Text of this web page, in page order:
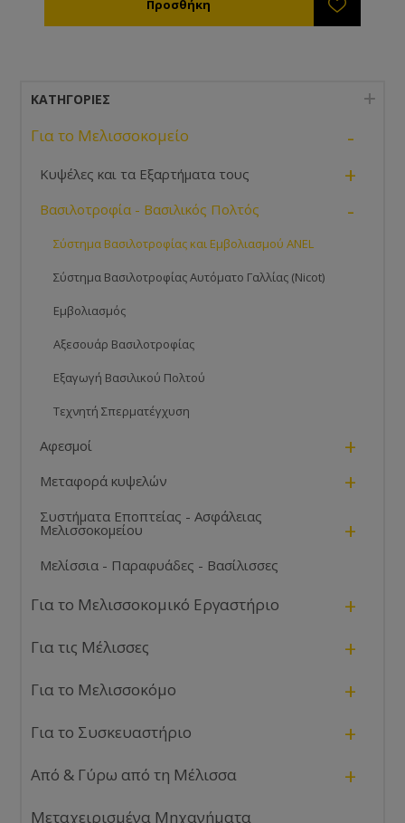
ΚΑΤΗΓΟΡΊΕΣ
Για το Μελισσοκομείο -
Κυψέλες και τα Εξαρτήματα τους +
Βασιλοτροφία - Βασιλικός Πολτός -
Σύστημα Βασιλοτροφίας και Εμβολιασμού ANEL
Σύστημα Βασιλοτροφίας Αυτόματο Γαλλίας (Nicot)
Εμβολιασμός
Αξεσουάρ Βασιλοτροφίας
Εξαγωγή Βασιλικού Πολτού
Τεχνητή Σπερματέγχυση
Αφεσμοί +
Μεταφορά κυψελών +
Συστήματα Εποπτείας - Ασφάλειας
Μελισσοκομείου +
Μελίσσια - Παραφυάδες - Βασίλισσες
Για το Μελισσοκομικό Εργαστήριο +
Για τις Μέλισσες +
Για το Μελισσοκόμο +
Για το Συσκευαστήριο +
Από & Γύρω από τη Μέλισσα +
Μεταχειρισμένα Μηχανήματα